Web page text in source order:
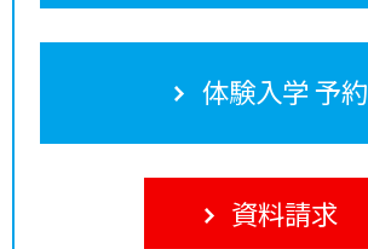
体験入学 予約
資料請求